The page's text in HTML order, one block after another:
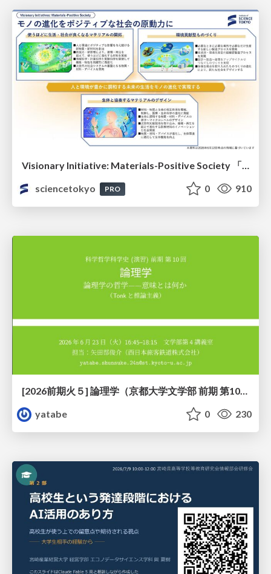
Visionary Initiative: Materials-Positive Society 「モノの進化をポジティブな社会の原動力に」｜Science Tokyo（東京科学大学）
sciencetokyo
PRO 0 910
[2026前期火５] 論理学（京都大学文学部 前期 第10回）「論理学の哲学——意味とは何か（Tonkと推論主義）」
yatabe
0 230